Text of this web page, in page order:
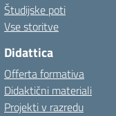
Študijske poti
Vse storitve
Didattica
Offerta formativa
Didaktični materiali
Projekti v razredu